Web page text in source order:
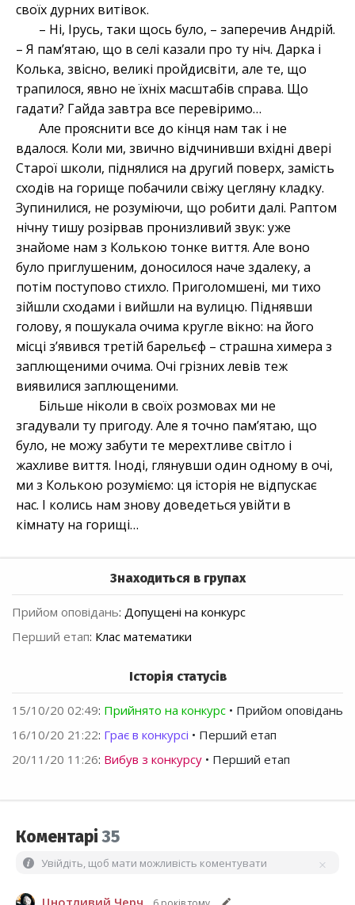
своїх дурних витівок.
– Ні, Ірусь, таки щось було, – заперечив Андрій.
– Я пам’ятаю, що в селі казали про ту ніч. Дарка і
Колька, звісно, великі пройдисвіти, але те, що
трапилося, явно не їхніх масштабів справа. Що
гадати? Гайда завтра все перевіримо…
Але прояснити все до кінця нам так і не
вдалося. Коли ми, звично відчинивши вхідні двері
Старої школи, піднялися на другий поверх, замість
сходів на горище побачили свіжу цегляну кладку.
Зупинилися, не розуміючи, що робити далі. Раптом
нічну тишу розірвав пронизливий звук: уже
знайоме нам з Колькою тонке виття. Але воно
було приглушеним, доносилося наче здалеку, а
потім поступово стихло. Приголомшені, ми тихо
зійшли сходами і вийшли на вулицю. Піднявши
голову, я пошукала очима кругле вікно: на його
місці з’явився третій барельєф – страшна химера з
заплющеними очима. Очі грізних левів теж
виявилися заплющеними.
Більше ніколи в своїх розмовах ми не
згадували ту пригоду. Але я точно пам’ятаю, що
було, не можу забути те мерехтливе світло і
жахливе виття. Іноді, глянувши один одному в очі,
ми з Колькою розуміємо: ця історія не відпускає
нас. І колись нам знову доведеться увійти в
кімнату на горищі…
Знаходиться в групах
Прийом оповідань: Допущені на конкурс
Перший етап: Клас математики
Історія статусів
15/10/20 02:49: Прийнято на конкурс • Прийом оповідань
16/10/20 21:22: Грає в конкурсі • Перший етап
20/11/20 11:26: Вибув з конкурсу • Перший етап
Коментарі35
Увійдіть, щоб мати можливість коментувати